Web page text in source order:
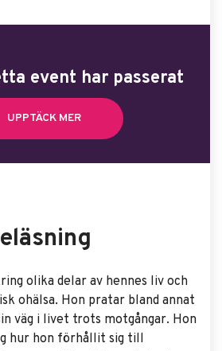
event har passerat
UPPTÄCK MER
olika delar av hennes liv och
ohälsa. Hon pratar bland annat
väg i livet trots motgångar. Hon
hur hon förhållit sig till